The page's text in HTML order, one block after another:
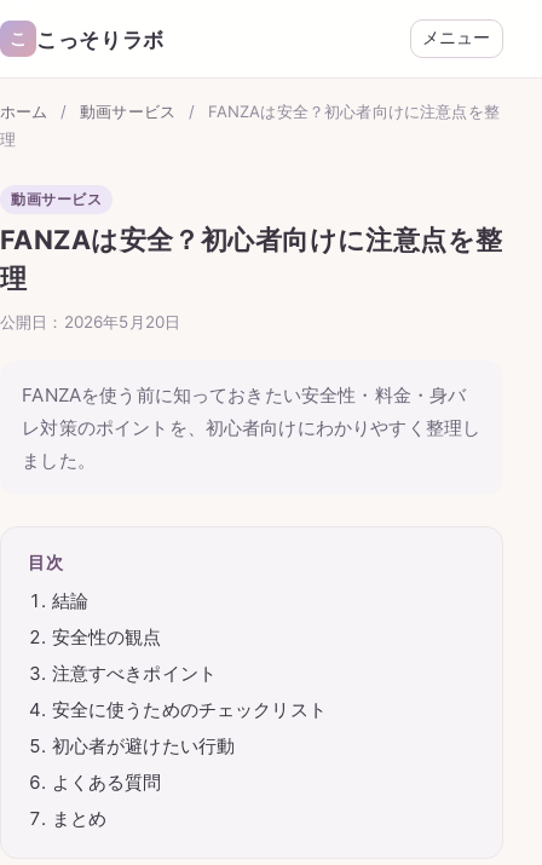
こ こっそりラボ メニュー
ホーム / 動画サービス /
FANZAは安全？初心者向けに注意点を整
理
動画サービス
FANZAは安全？初心者向けに注意点を整
理
公開日：2026年5月20日
FANZAを使う前に知っておきたい安全性・料金・身バ
レ対策のポイントを、初心者向けにわかりやすく整理し
ました。
目次
結論
安全性の観点
注意すべきポイント
安全に使うためのチェックリスト
初心者が避けたい行動
よくある質問
まとめ